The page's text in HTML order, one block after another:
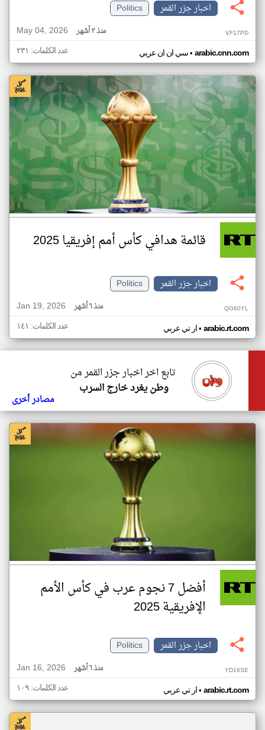
اخبار جزر القمر
Politics
May 04, 2026
منذ ٣ أشهر VF17PD
سي ان ان عربي• arabic.cnn.com عدد الكلمات: ٢٣١
قائمة هدافي كأس أمم إفريقيا 2025
اخبار جزر القمر
Politics
Jan 19, 2026
منذ ٦ أشهر QG60YL
ار تي عربي• arabic.rt.com عدد الكلمات: ١٤١
تابع اخر اخبار جزر القمر من
وطن يغرد خارج السرب
مصادر أخرى
أفضل 7 نجوم عرب في كأس الأمم
الإفريقية 2025
اخبار جزر القمر
Politics
Jan 16, 2026
منذ ٦ أشهر YD16SE
ار تي عربي• arabic.rt.com عدد الكلمات: ١٠٩